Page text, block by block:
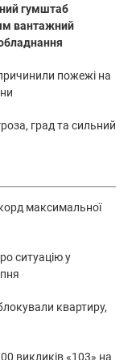
гумштаб
вантажний
пожежі на
град та сильний
максимальної
ситуацію у
квартиру,
викликів «103» на